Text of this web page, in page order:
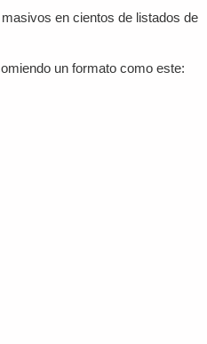
en cientos de listados de
un formato como este: